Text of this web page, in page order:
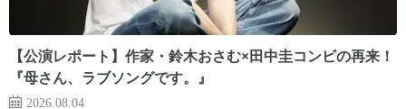
【公演レポート】作家・鈴木おさむ×田中圭コンビの再来！
『母さん、ラブソングです。』
2026.08.04